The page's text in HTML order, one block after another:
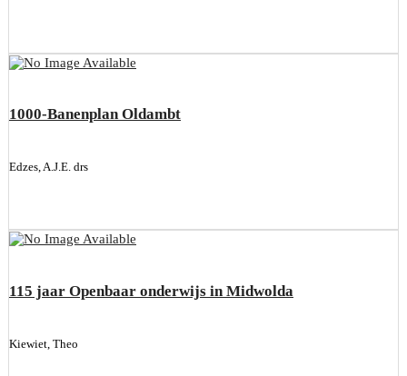
1000-Banenplan Oldambt
Edzes, A.J.E. drs
115 jaar Openbaar onderwijs in Midwolda
Kiewiet, Theo